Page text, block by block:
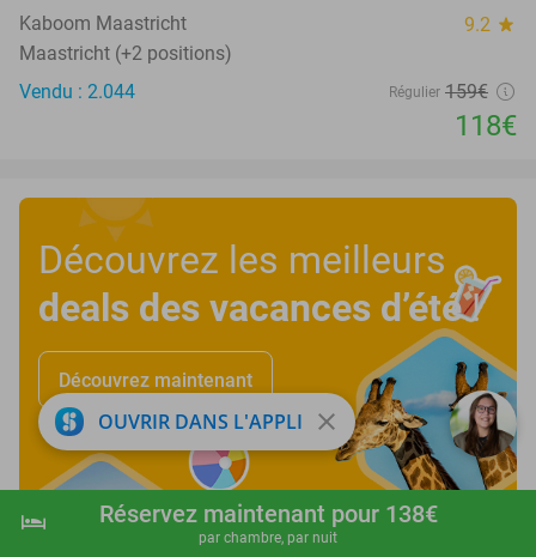
shopping_cart Réserver maintenant
hotel Réservez maintenant pour 138€
par chambre, par nuit
Kaboom Maastricht 9.2 star
Maastricht (+2 positions)
Vendu : 2.044
Régulier 159€
118€
Découvrez les meilleurs
deals des vacances d’été!
Découvrez maintenant
OUVRIR DANS L'APPLI close